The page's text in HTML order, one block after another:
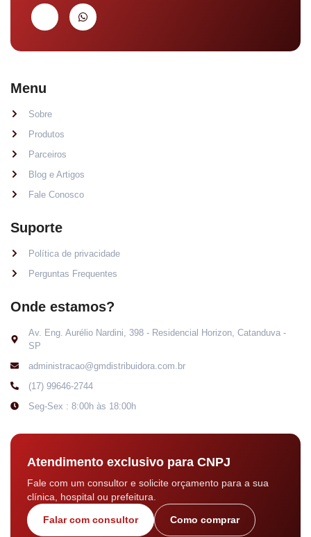
Menu
Sobre
Produtos
Parceiros
Blog e Artigos
Fale Conosco
Suporte
Política de privacidade
Perguntas Frequentes
Onde estamos?
Av. Eng. Aurélio Nardini, 398 - Residencial Horizon, Catanduva -
SP
administracao@gmdistribuidora.com.br
(17) 99646-2744
Seg-Sex : 8:00h às 18:00h
Atendimento exclusivo para CNPJ
Fale com um consultor e solicite orçamento para a sua
clínica, hospital ou prefeitura.
Falar com consultor Como comprar